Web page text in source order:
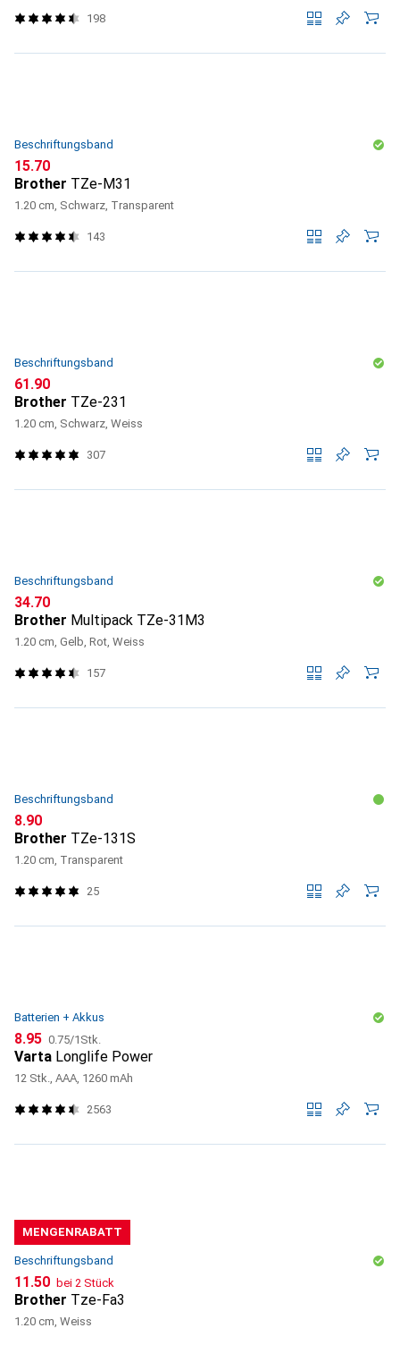
198
Beschriftungsband
CHF
15.70
Brother TZe-M31
1.20 cm, Schwarz, Transparent
143
Beschriftungsband
CHF
61.90
Brother TZe-231
1.20 cm, Schwarz, Weiss
307
Beschriftungsband
CHF
34.70
Brother Multipack TZe-31M3
1.20 cm, Gelb, Rot, Weiss
157
Beschriftungsband
CHF
8.90
Brother TZe-131S
1.20 cm, Transparent
25
Batterien + Akkus
CHF
8.95 CHF
0.75/1Stk.
Varta Longlife Power
12 Stk., AAA, 1260 mAh
2563
MENGENRABATT
Beschriftungsband
CHF
11.50 bei 2 Stück
Brother Tze-Fa3
1.20 cm, Weiss